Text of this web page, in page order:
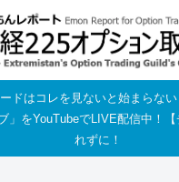
ドはコレを見ないと始まらな
」をYouTubeでLIVE配信中！
れずに！